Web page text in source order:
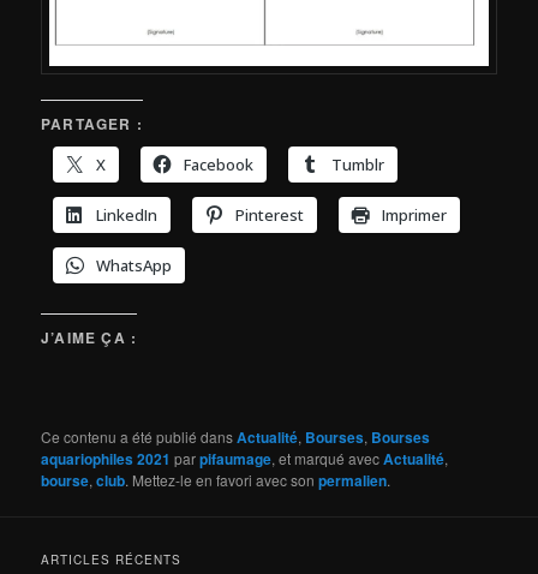
PARTAGER :
X
Facebook Tumblr
LinkedIn Pinterest Imprimer
WhatsApp
J’AIME ÇA :
Ce contenu a été publié dansActualité, Bourses, Bourses
aquariophiles 2021 parpifaumage, et marqué avecActualité,
bourse,club. Mettez-le en favori avec sonpermalien.
ARTICLES RÉCENTS